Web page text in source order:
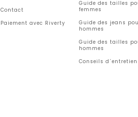
Contact
Paiement avec Riverty
Guide des tailles
femmes
Guide des jeans
hommes
Guide des tailles
hommes
Conseils d´entretien